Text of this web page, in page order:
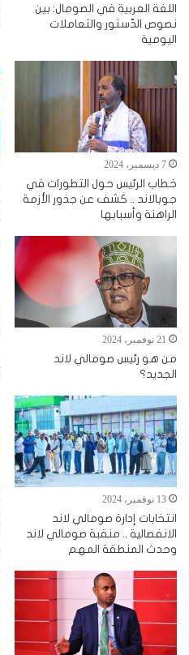
اللغة العربية في الصومال: بين
نصوص الدّستور والتعاملات
اليومية
7 ديسمبر، 2024
خطاب الرئيس حول التطورات في
جوبالاند .. كشف عن جذور الأزمة
الراهنة وأسبابها
21 نوفمبر، 2024
من هو رئيس صومالي لاند
الجديد؟
13 نوفمبر، 2024
انتخابات إدارة صومالي لاند
الانفصالية .. منقبة صومالي لاند
وحدث المنطقة المهم